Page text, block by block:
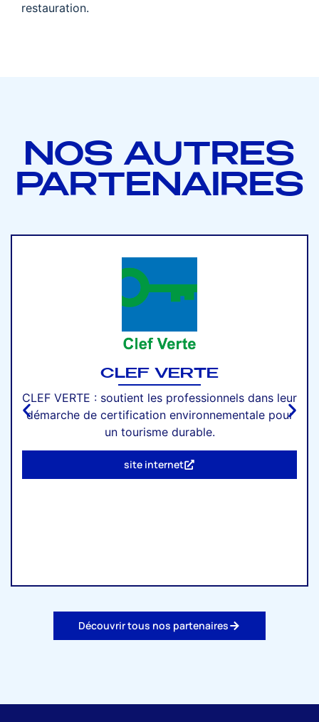
restauration.
NOS AUTRES
PARTENAIRES
CLEF VERTE
CLEF VERTE : soutient les professionnels dans leur
démarche de certification environnementale pour
un tourisme durable.
site internet
Découvrir tous nos partenaires